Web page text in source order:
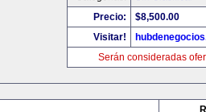
Precio:
$8,500.00
Visitar!
Serán consideradas